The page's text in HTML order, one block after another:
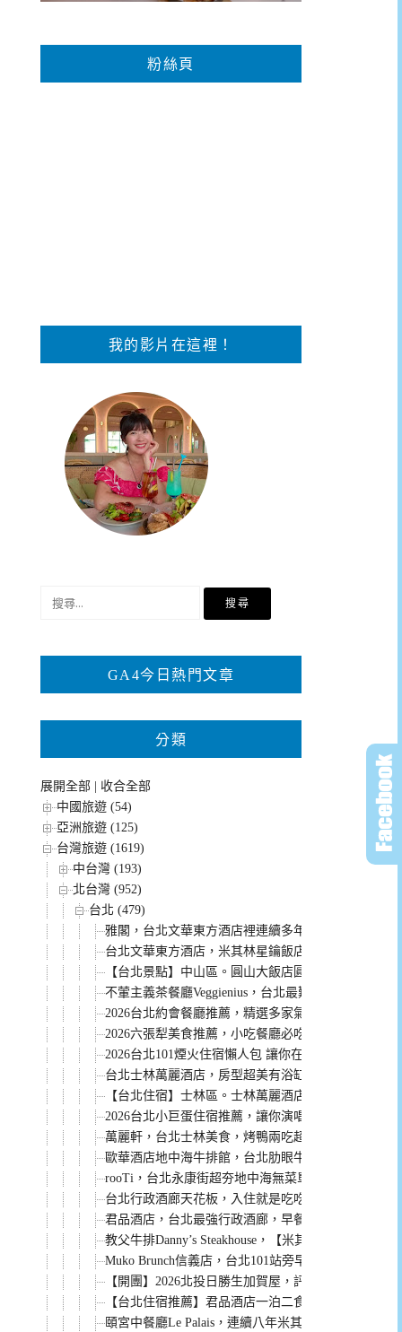
粉絲頁
我的影片在這裡！
鍵
GA4今日熱門文章
分類
展開全部
收合全部
中國旅遊 (54)
亞洲旅遊 (125)
台灣旅遊 (1619)
中台灣 (193)
北台灣 (952)
台北 (479)
雅閣，台北文華東方酒店裡連續多年米其林一星餐廳
台北文華東方酒店，米其林星鑰飯店。行政房型獨家
【台北景點】中山區。圓山大飯店圓山密道 溜滑梯
不葷主義茶餐廳Veggienius，台北最難訂的蔬食餐廳
2026台北約會餐廳推薦，精選多家氣氛浪漫餐點好
2026六張犁美食推薦，小吃餐廳必吃美食整理給你！
2026台北101煙火住宿懶人包 讓你在飯店欣賞跨年煙
台北士林萬麗酒店，房型超美有浴缸。還有無邊際山
【台北住宿】士林區。士林萬麗酒店Renaissance
2026台北小巨蛋住宿推薦，讓你演唱會結束輕鬆回飯
萬麗軒，台北士林美食，烤鴨兩吃超推薦！
歐華酒店地中海牛排館，台北肋眼牛排天花板，老饕
rooTi，台北永康街超夯地中海無菜單料理餐廳，健
台北行政酒廊天花板，入住就是吃吃喝喝到退房~ 推
君品酒店，台北最強行政酒廊，早餐無限次吃到12點
教父牛排Danny’s Steakhouse，【米其林一星推薦】
Muko Brunch信義店，台北101站旁早午餐，餐點評價
【開團】2026北投日勝生加賀屋，評價超高，住宿
【台北住宿推薦】君品酒店一泊二食：保證訂位米
頤宮中餐廳Le Palais，連續八年米其林三星餐廳，必